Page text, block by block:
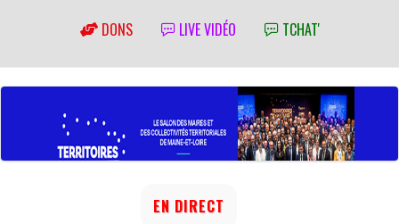
DONS LIVE VIDÉO TCHAT'
EN DIRECT